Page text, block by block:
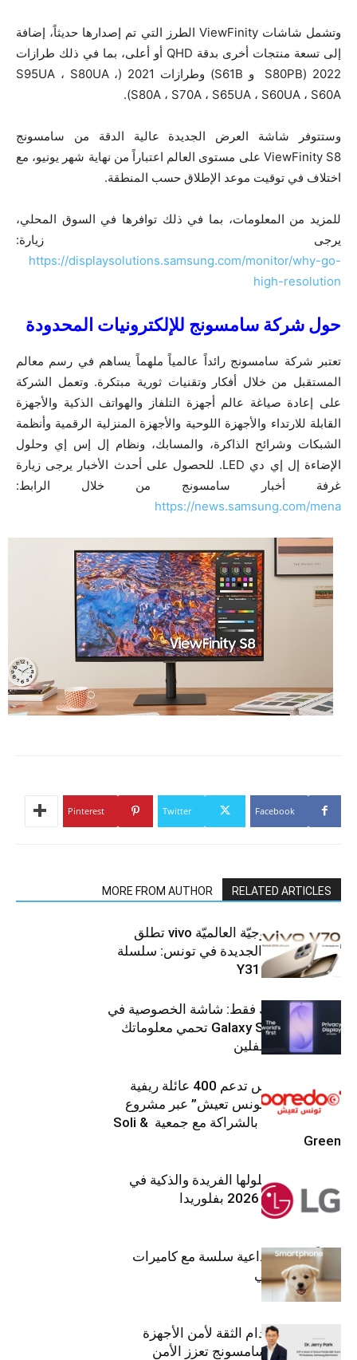
وتشمل شاشات ViewFinity الطرز التي تم إصدارها حديثاً، إضافة
إلى تسعة منتجات أخرى بدقة QHD أو أعلى، بما في ذلك طرازات
2022 (S80PB و S61B) وطرازات 2021 (S95UA ، S80UA ،
S80A ، S70A ، S65UA ، S60UA ، S60A).
وستتوفر شاشة العرض الجديدة عالية الدقة من سامسونج
ViewFinity S8 على مستوى العالم اعتباراً من نهاية شهر يونيو، مع
اختلاف في توقيت موعد الإطلاق حسب المنطقة.
للمزيد من المعلومات، بما في ذلك توافرها في السوق المحلي،
يرجى زيارة:
https://displaysolutions.samsung.com/monitor/why-go-
high-resolution
حول شركة سامسونج للإلكترونيات المحدودة
تعتبر شركة سامسونج رائداً عالمياً ملهماً يساهم في رسم معالم
المستقبل من خلال أفكار وتقنيات ثورية مبتكرة. وتعمل الشركة
على إعادة صياغة عالم أجهزة التلفاز والهواتف الذكية والأجهزة
القابلة للارتداء والأجهزة اللوحية والأجهزة المنزلية الرقمية وأنظمة
الشبكات وشرائح الذاكرة، والمسابك، ونظام إل إس إي وحلول
الإضاءة إل إي دي LED. للحصول على أحدث الأخبار يرجى زيارة
غرفة أخبار سامسونج من خلال الرابط:
https://news.samsung.com/mena
Facebook
Twitter
Pinterest
RELATED ARTICLES
MORE FROM AUTHOR
العلامة التّكنولوجيّة العالميّة vivo تطلق
هواتفها الذكيّة الجديدة في تونس: سلسلة
V70 وسلسلة Y31
شاشتك، لعينيك فقط: شاشة الخصوصية في
جهاز Galaxy S26 Ultra تحمي معلوماتك
من أعين المتطفلين
Ooredoo تونس تدعم 400 عائلة ريفية
ضمن برنامج “تونس تعيش” عبر مشروع
تنموي مستدام بالشراكة مع جمعية Soli &
Green
إل جي تقدم حلولها الفريدة والذكية في
معرض (KBIS) 2026 بفلوريدا
قريباً: تجربة إبداعية سلسة مع كاميرات
أجهزة جالاكسي
استراتيجية انعدام الثقة لأمن الأجهزة
المحمولة من سامسونج تعزز الأمن